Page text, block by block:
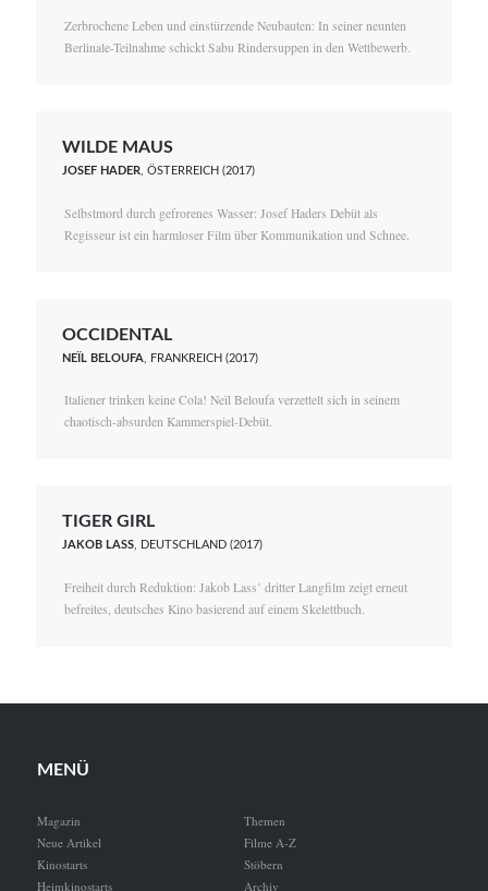
Zerbrochene Leben und einstürzende Neubauten: In seiner neunten
Berlinale-Teilnahme schickt Sabu Rindersuppen in den Wettbewerb.
WILDE MAUS
JOSEF HADER, ÖSTERREICH (2017)
Selbstmord durch gefrorenes Wasser: Josef Haders Debüt als
Regisseur ist ein harmloser Film über Kommunikation und Schnee.
OCCIDENTAL
NEÏL BELOUFA , FRANKREICH (2017)
Italiener trinken keine Cola! Neïl Beloufa verzettelt sich in seinem
chaotisch-absurden Kammerspiel-Debüt.
TIGER GIRL
JAKOB LASS , DEUTSCHLAND (2017)
Freiheit durch Reduktion: Jakob Lass’ dritter Langfilm zeigt erneut
befreites, deutsches Kino basierend auf einem Skelettbuch.
MENÜ
Magazin
Neue Artikel
Kinostarts
Heimkinostarts
Themen
Filme A-Z
Stöbern
Archiv